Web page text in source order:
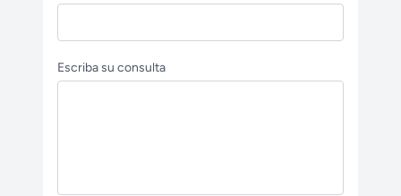
Escriba su consulta